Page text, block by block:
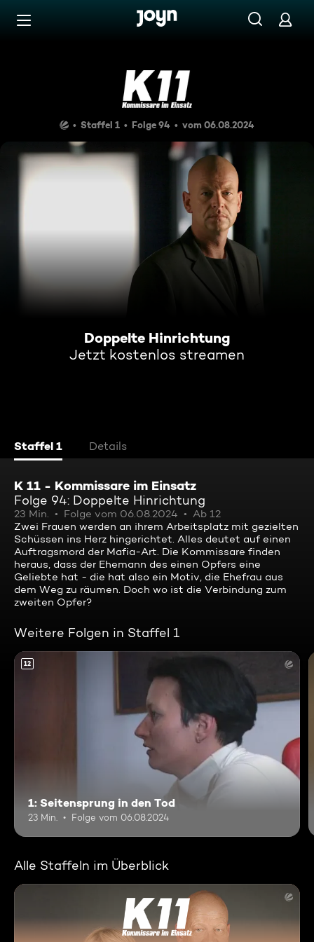
Zum Inhalt springen
Doppelte Hinrichtung
Staffel 1 Folge 94 vom 06.08.2024
Doppelte Hinrichtung
Jetzt kostenlos streamen
Staffel 1 Details
K 11 - Kommissare im Einsatz
Folge 94: Doppelte Hinrichtung
23 Min. Folge vom 06.08.2024
Ab 12
Zwei Frauen werden an ihrem Arbeitsplatz mit gezielten
Schüssen ins Herz hingerichtet. Alles deutet auf einen
Auftragsmord der Mafia-Art. Die Kommissare finden
heraus, dass der Ehemann des einen Opfers eine
Geliebte hat - die hat also ein Motiv, die Ehefrau aus
dem Weg zu räumen. Doch wo ist die Verbindung zum
zweiten Opfer?
Weitere Folgen in Staffel 1
12
1: Seitensprung in den Tod
23 Min. Folge vom 06.08.2024
Alle Staffeln im Überblick